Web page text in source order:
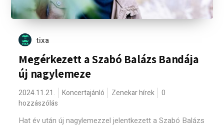
tixa
Megérkezett a Szabó Balázs Bandája
új nagylemeze
2024.11.21. Koncertajánló Zenekar hírek
0
hozzászólás
Hat év után új nagylemezzel jelentkezett a Szabó Balázs